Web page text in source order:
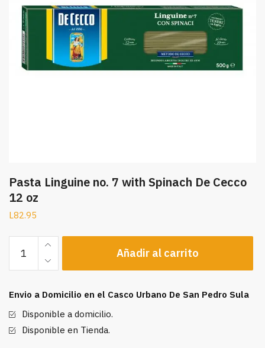
Pasta Linguine no. 7 with Spinach De Cecco
12 oz
L82.95
Linguine
no.
with
Spinach
De
Añadir al carrito
Envio a Domicilio en el Casco Urbano De San Pedro Sula
Disponible a domicilio.
Disponible en Tienda.